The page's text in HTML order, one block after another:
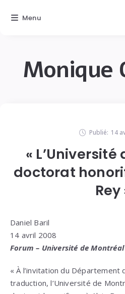
Monique
Publié: 14
«
doctorat
Rey
Daniel Baril
14 avril 2008
Forum – Université de Montréal
« À l’invitation du Département
traduction, l’Université de
Menu